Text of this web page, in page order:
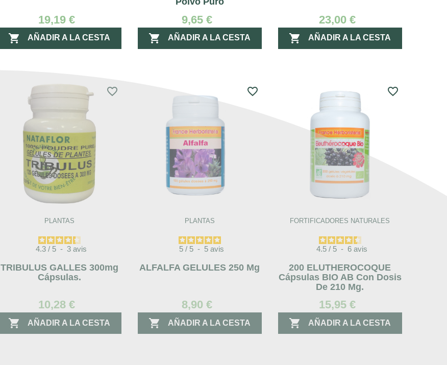
19,19 €
 AÑADIR A LA CESTA
9,65 €
 AÑADIR A LA CESTA
23,00 €
 AÑADIR A LA CESTA
PLANTAS
4.3 / 5 - 3avis
TRIBULUS GALLES 300mg
Cápsulas.
10,28 €
 AÑADIR A LA CESTA
favorite_border
PLANTAS
5 / 5 - 5avis
ALFALFA GELULES 250 Mg
8,90 €
 AÑADIR A LA CESTA
favorite_border
FORTIFICADORES NATURALES
4.5 / 5 - 6avis
200 ELUTHEROCOQUE
Cápsulas BIO AB Con Dosis
De 210 Mg.
15,95 €
 AÑADIR A LA CESTA
favorite_border